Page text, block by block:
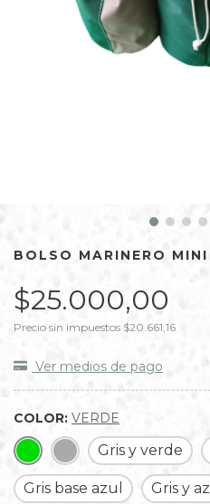
BOLSO MARINERO MINI
$25.000,00
Precio sin impuestos $20.661,16
Ver medios de pago
COLOR: VERDE
Gris y verde
Gris base azul Gris y